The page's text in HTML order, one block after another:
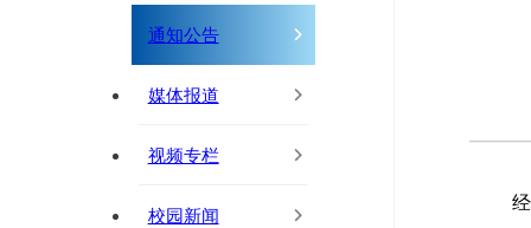
通知公告
媒体报道
视频专栏
校园新闻